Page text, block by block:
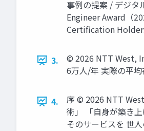
事例の提案 / デジ
Engineer Award（
Certification
3.
© 2026 NTT West,
6万人/年 実際の平
4.
序 © 2026 NTT
術」 「自身が築き
そのサービスを 世